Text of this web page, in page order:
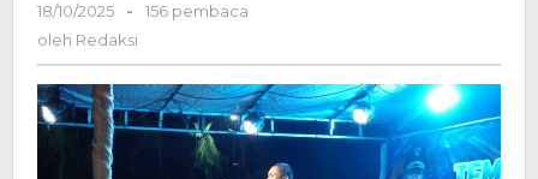
Karakter
dan
Wawasan
Kebangsaan
18/10/2025
oleh
Redaksi
-
156 pembaca
oleh Redaksi